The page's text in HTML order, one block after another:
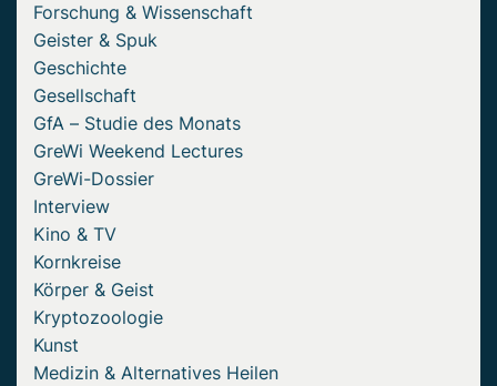
Forschung & Wissenschaft
Geister & Spuk
Geschichte
Gesellschaft
GfA – Studie des Monats
GreWi Weekend Lectures
GreWi-Dossier
Interview
Kino & TV
Kornkreise
Körper & Geist
Kryptozoologie
Kunst
Medizin & Alternatives Heilen